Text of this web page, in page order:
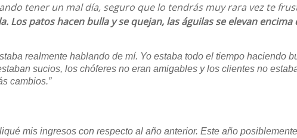
tener un mal día, seguro que lo tendrás muy rara vez te
patos hacen bulla y se quejan, las águilas se elevan encima
realmente hablando de mí. Yo estaba todo el tiempo haciendo
sucios, los chóferes no eran amigables y los clientes no
cambios.”
mis ingresos con respecto al año anterior. Este año